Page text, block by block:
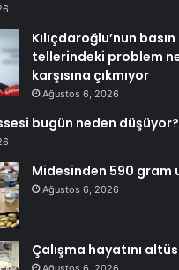
Kılıçdaroğlu’nun
tellerindeki problem
karşısına çıkmıyor
Ağustos 6, 2026
bugün neden düşüyor?
Midesinden 590 gram
Ağustos 6, 2026
Çalışma hayatını